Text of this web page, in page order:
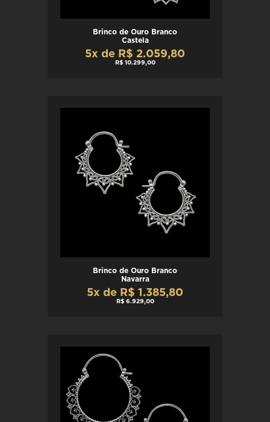
Brinco de Ouro Branco
Castela
5x de R$ 2.059,80
R$ 10.299,00
Brinco de Ouro Branco
Navarra
5x de R$ 1.385,80
R$ 6.929,00